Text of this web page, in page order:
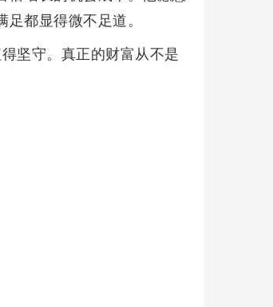
都显得微不足道。
坚守。真正的财富从不是